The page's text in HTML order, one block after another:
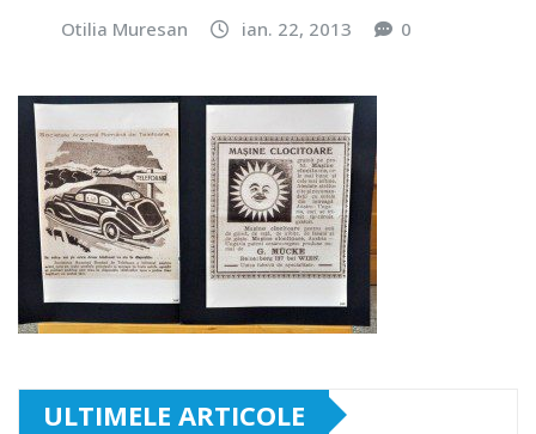
Otilia Muresan ian. 22, 2013 0
ULTIMELE ARTICOLE